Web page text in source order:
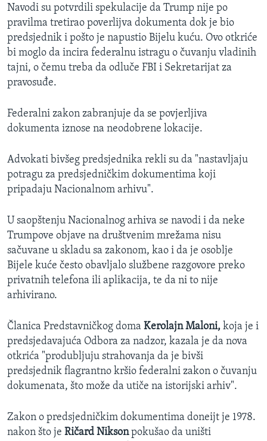
Navodi su potvrdili spekulacije da Trump nije po
pravilma tretirao poverlijva dokumenta dok je bio
predsjednik i pošto je napustio Bijelu kuću. Ovo otkriće
bi moglo da incira federalnu istragu o čuvanju vladinih
tajni, o čemu treba da odluče FBI i Sekretarijat za
pravosuđe.
Federalni zakon zabranjuje da se povjerljiva
dokumenta iznose na neodobrene lokacije.
Advokati bivšeg predsjednika rekli su da "nastavljaju
potragu za predsjedničkim dokumentima koji
pripadaju Nacionalnom arhivu".
U saopštenju Nacionalnog arhiva se navodi i da neke
Trumpove objave na društvenim mrežama nisu
sačuvane u skladu sa zakonom, kao i da je osoblje
Bijele kuće često obavljalo službene razgovore preko
privatnih telefona ili aplikacija, te da ni to nije
arhivirano.
Članica Predstavničkog doma Kerolajn Maloni, koja je i
predsjedavajuća Odbora za nadzor, kazala je da nova
otkrića "produbljuju strahovanja da je bivši
predsjednik flagrantno kršio federalni zakon o čuvanju
dokumenata, što može da utiče na istorijski arhiv".
Zakon o predsjedničkim dokumentima doneijt je 1978.
nakon što je Ričard Niksonpokušao da uništi